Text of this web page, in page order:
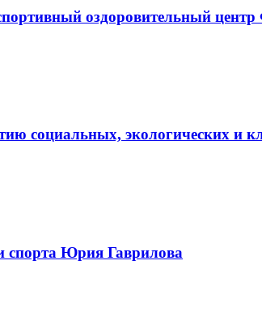
оздоровительный
социальных, экологических и
спорта Юрия Гаврилова